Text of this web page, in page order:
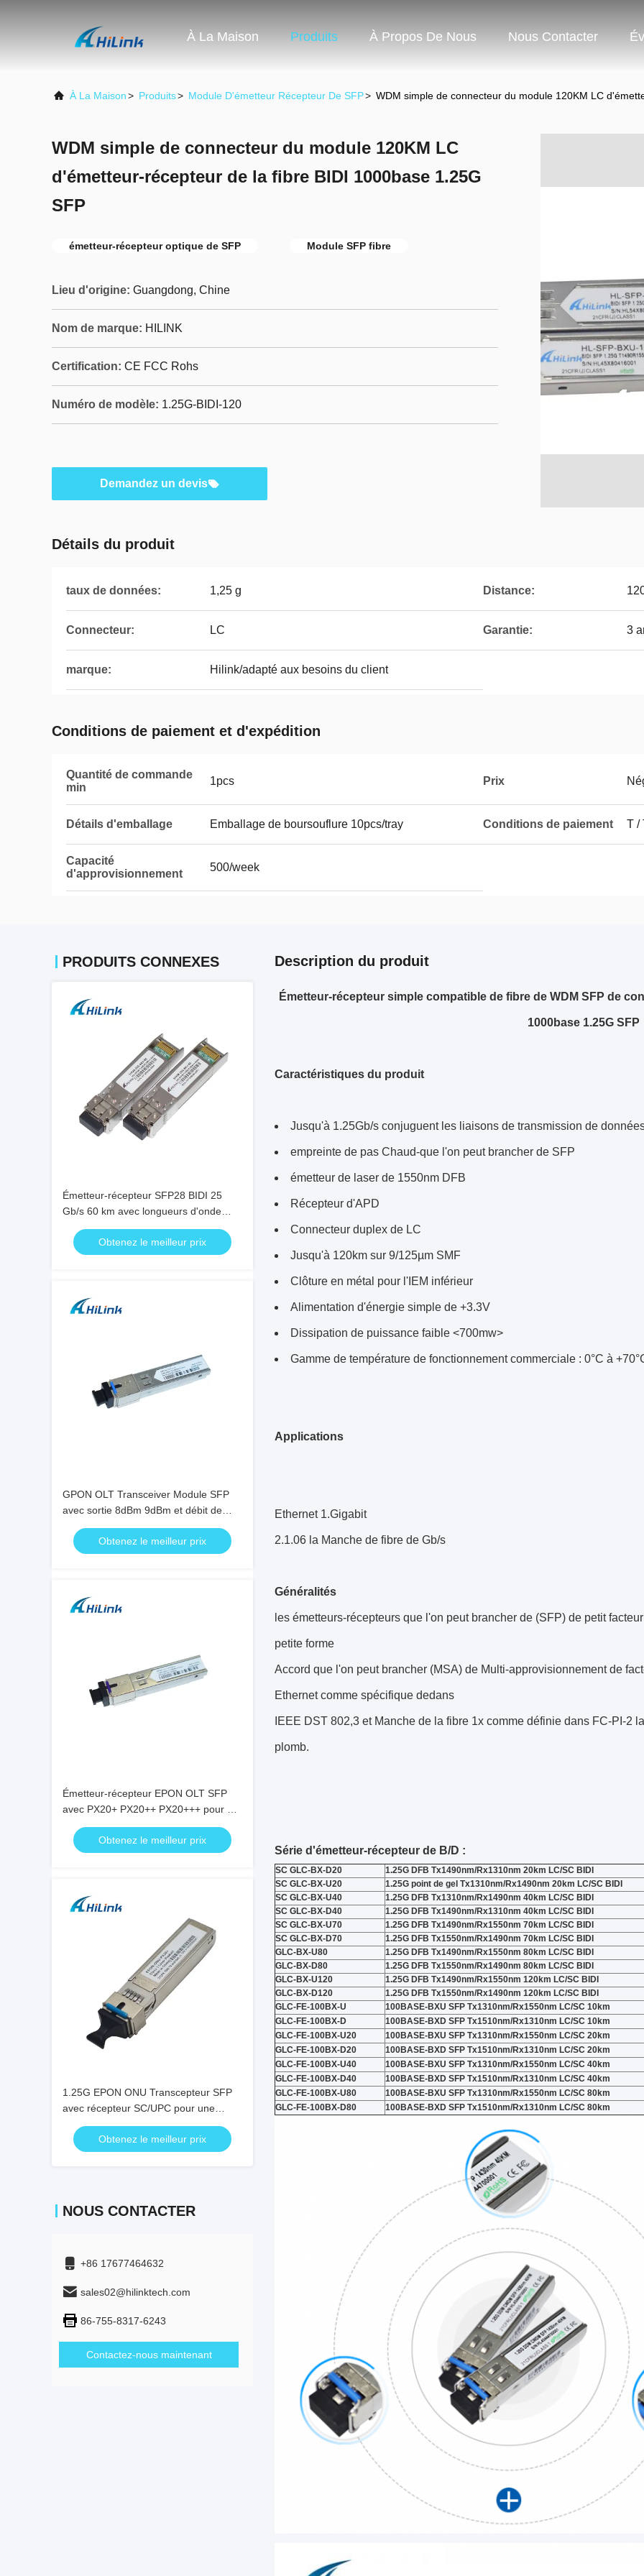
À La Maison Produits À Propos De Nous Nous Contacter
À La Maison> Produits> Module D'émetteur Récepteur De SFP> WDM simple de connecteur du module 120KM LC
WDM simple de connecteur du module 120KM LC
d'émetteur-récepteur de la fibre BIDI 1000base 1.25G
SFP
émetteur-récepteur optique de SFP Module SFP fibre
Lieu d'origine: Guangdong, Chine
Nom de marque: HILINK
Certification: CE FCC Rohs
Numéro de modèle: 1.25G-BIDI-120
Demandez un devis
Détails du produit
taux de données: 1,25 g Distance:
Connecteur: LC Garantie: 3
marque: Hilink/adapté aux besoins du client
Conditions de paiement et d'expédition
Quantité de commande
min
1pcs Prix
Détails d'emballage Emballage de boursouflure 10pcs/tray Conditions de paiement T /
Capacité
d'approvisionnement
500/week
PRODUITS CONNEXES
Émetteur-récepteur SFP28 BIDI 25
Gb/s 60 km avec longueurs d'onde
1295/1309 nm pour la communication
bidirectionnelle à fibre optique haut
débit
Obtenez le meilleur prix
GPON OLT Transceiver Module SFP
avec sortie 8dBm 9dBm et débit de
données 2,5G
Obtenez le meilleur prix
Émetteur-récepteur EPON OLT SFP
avec PX20+ PX20++ PX20+++ pour un
débit de données de 1,25 Gbps et une
transmission de 20 km
Obtenez le meilleur prix
1.25G EPON ONU Transcepteur SFP
avec récepteur SC/UPC pour une
distance de 20 km et une plage de
température de 0 °C ~ +70 °C
Obtenez le meilleur prix
NOUS CONTACTER
+86 17677464632
sales02@hilinktech.com
86-755-8317-6243
Contactez-nous maintenant
Description du produit
Émetteur-récepteur simple compatible de fibre de WDM SFP de
1000base 1.25G SFP
Caractéristiques du produit
Jusqu'à 1.25Gb/s conjuguent les liaisons de transmission de
empreinte de pas Chaud-que l'on peut brancher de SFP
émetteur de laser de 1550nm DFB
Récepteur d'APD
Connecteur duplex de LC
Jusqu'à 120km sur 9/125µm SMF
Clôture en métal pour l'IEM inférieur
Alimentation d'énergie simple de +3.3V
Dissipation de puissance faible <700mw>
Gamme de température de fonctionnement commerciale : 0°C à
Applications
Ethernet 1.Gigabit
2.1.06 la Manche de fibre de Gb/s
Généralités
les émetteurs-récepteurs que l'on peut brancher de (SFP) de petit
petite forme
Accord que l'on peut brancher (MSA) de Multi-approvisionnement de
Ethernet comme spécifique dedans
IEEE DST 802,3 et Manche de la fibre 1x comme définie dans FC-PI-2
plomb.
Série d'émetteur-récepteur de B/D :
SC GLC-BX-D20
1.25G DFB Tx1490nm/Rx1310nm 20km LC/SC BIDI
SC GLC-BX-U20
1.25G point de gel Tx1310nm/Rx1490nm 20km LC/SC BIDI
SC GLC-BX-U40
1.25G DFB Tx1310nm/Rx1490nm 40km LC/SC BIDI
SC GLC-BX-D40
1.25G DFB Tx1490nm/Rx1310nm 40km LC/SC BIDI
SC GLC-BX-U70
1.25G DFB Tx1490nm/Rx1550nm 70km LC/SC BIDI
SC GLC-BX-D70
1.25G DFB Tx1550nm/Rx1490nm 70km LC/SC BIDI
GLC-BX-U80
1.25G DFB Tx1490nm/Rx1550nm 80km LC/SC BIDI
GLC-BX-D80
1.25G DFB Tx1550nm/Rx1490nm 80km LC/SC BIDI
GLC-BX-U120
1.25G DFB Tx1490nm/Rx1550nm 120km LC/SC BIDI
GLC-BX-D120
1.25G DFB Tx1550nm/Rx1490nm 120km LC/SC BIDI
GLC-FE-100BX-U
100BASE-BXU SFP Tx1310nm/Rx1550nm LC/SC 10km
GLC-FE-100BX-D
100BASE-BXD SFP Tx1510nm/Rx1310nm LC/SC 10km
GLC-FE-100BX-U20
100BASE-BXU SFP Tx1310nm/Rx1550nm LC/SC 20km
GLC-FE-100BX-D20
100BASE-BXD SFP Tx1510nm/Rx1310nm LC/SC 20km
GLC-FE-100BX-U40
100BASE-BXU SFP Tx1310nm/Rx1550nm LC/SC 40km
GLC-FE-100BX-D40
100BASE-BXD SFP Tx1510nm/Rx1310nm LC/SC 40km
GLC-FE-100BX-U80
100BASE-BXU SFP Tx1310nm/Rx1550nm LC/SC 80km
GLC-FE-100BX-D80
100BASE-BXD SFP Tx1510nm/Rx1310nm LC/SC 80km